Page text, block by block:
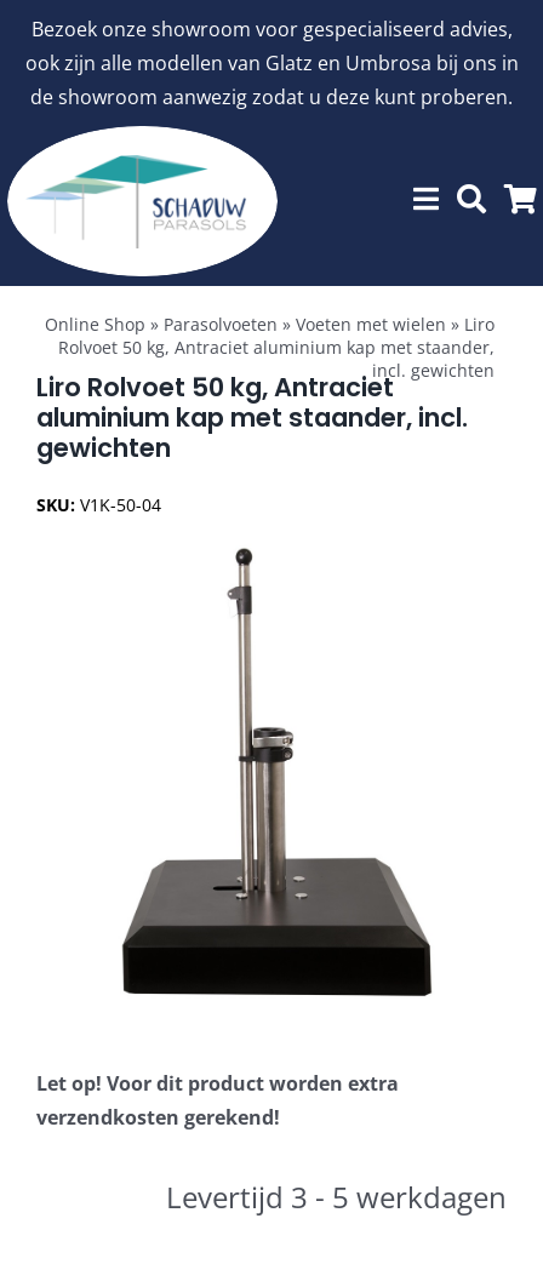
Bezoek onze showroom voor gespecialiseerd advies,
ook zijn alle modellen van Glatz en Umbrosa bij ons in
de showroom aanwezig zodat u deze kunt proberen.
inhoud
Toggle
Navigation
aanbiedingen
Stokparasols
Parasolvoeten
Beschermhoezen
Online Shop » Parasolvoeten » Voeten met wielen » Liro
Rolvoet 50 kg, Antraciet aluminium kap met staander,
incl. gewichten
Liro Rolvoet 50 kg, Antraciet
aluminium kap met staander, incl.
gewichten
SKU: V1K-50-04
Let op! Voor dit product worden extra
verzendkosten gerekend!
Levertijd 3 - 5 werkdagen